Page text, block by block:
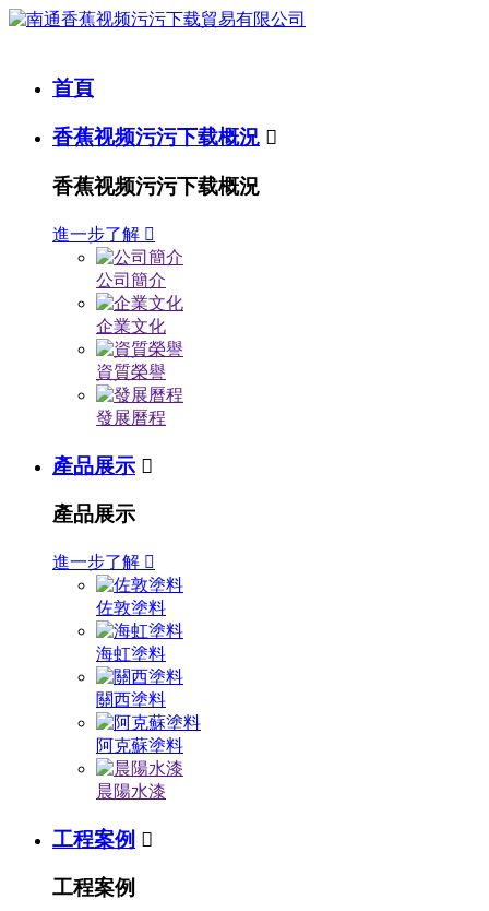
首頁
香蕉视频污污下载概況 
香蕉视频污污下载概況
進一步了解 
公司簡介
企業文化
資質榮譽
發展曆程
產品展示 
產品展示
進一步了解 
佐敦塗料
海虹塗料
關西塗料
阿克蘇塗料
晨陽水漆
工程案例 
工程案例